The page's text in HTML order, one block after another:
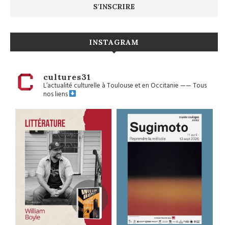
INSTAGRAM
cultures31
L’actualité culturelle à Toulouse et en Occitanie——Tous
nos liens